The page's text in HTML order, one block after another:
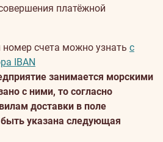
платёжной
счета можно узнать с
IBAN
занимается морскими
с ними, то согласно
доставки в поле
указана следующая